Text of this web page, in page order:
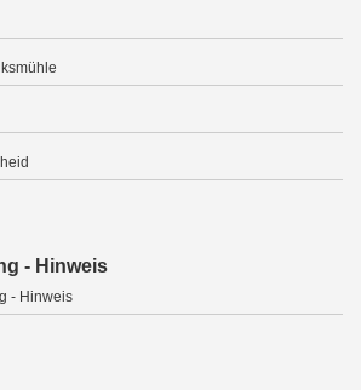
- Hinweis
- Hinweis